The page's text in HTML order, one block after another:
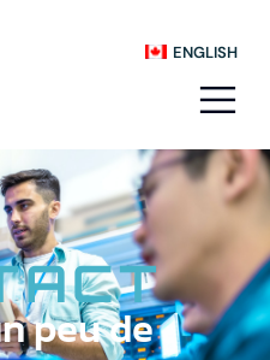
ENGLISH
peu de